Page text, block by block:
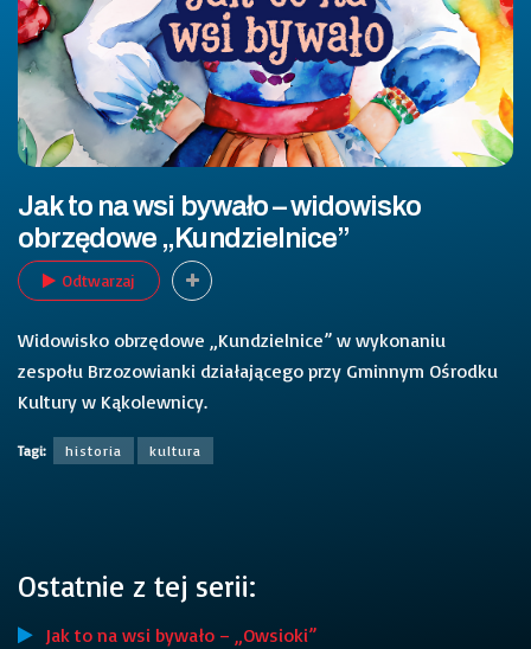
Jak to na wsi bywało – widowisko
obrzędowe „Kundzielnice”
Odtwarzaj
Widowisko obrzędowe „Kundzielnice” w wykonaniu
zespołu Brzozowianki działającego przy Gminnym Ośrodku
Kultury w Kąkolewnicy.
Tagi: historia kultura
Ostatnie z tej serii:
Jak to na wsi bywało – „Owsioki”